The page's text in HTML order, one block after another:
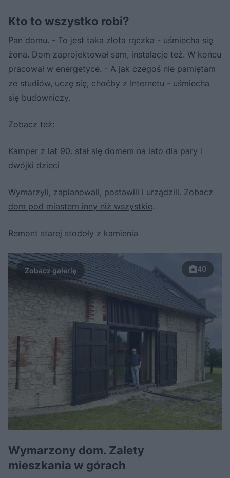
Kto to wszystko robi?
Pan domu. - To jest taka złota rączka - uśmiecha się
żona. Dom zaprojektował sam, instalacje też. W końcu
pracował w energetyce. - A jak czegoś nie pamiętam
ze studiów, uczę się, choćby z Internetu - uśmiecha
się budowniczy.
Zobacz też:
Kamper z lat 90. stał się domem na lato dla pary i
dwójki dzieci
Wymarzyli, zaplanowali, postawili i urządzili. Zobacz
dom pod miastem inny niż wszystkie.
Remont starej stodoły z kamienia
40
Wymarzony dom. Zalety
mieszkania w górach